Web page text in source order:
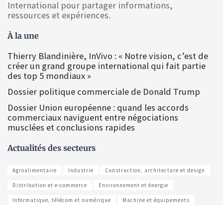
International pour partager informations,
ressources et expériences.
À la une
Thierry Blandinière, InVivo : « Notre vision, c’est de
créer un grand groupe international qui fait partie
des top 5 mondiaux »
Dossier politique commerciale de Donald Trump
Dossier Union européenne : quand les accords
commerciaux naviguent entre négociations
musclées et conclusions rapides
Actualités des secteurs
Agroalimentaire Industrie Construction, architecture et design
Distribution et e-commerce Environnement et énergie
Informatique, télécom et numérique Machine et équipements